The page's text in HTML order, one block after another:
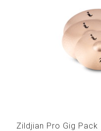
Zildjian Pro Gig